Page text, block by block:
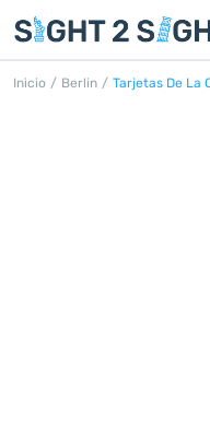
Inicio / Berlin / Tarjetas De La